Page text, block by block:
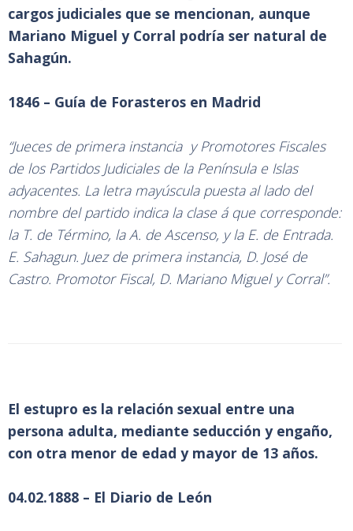
cargos judiciales que se mencionan, aunque
Mariano Miguel y Corral podría ser natural de
Sahagún.
1846 – Guía de Forasteros en Madrid
“Jueces de primera instancia y Promotores Fiscales
de los Partidos Judiciales de la Península e Islas
adyacentes. La letra mayúscula puesta al lado del
nombre del partido indica la clase á que corresponde:
la T. de Término, la A. de Ascenso, y la E. de Entrada.
E. Sahagun. Juez de primera instancia, D. José de
Castro. Promotor Fiscal, D. Mariano Miguel y Corral”.
El estupro es la relación sexual entre una
persona adulta, mediante seducción y engaño,
con otra menor de edad y mayor de 13 años.
04.02.1888 – El Diario de León